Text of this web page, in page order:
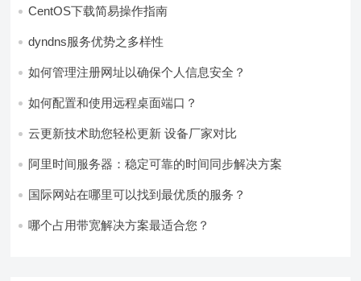
CentOS下载简易操作指南
dyndns服务优势之多样性
如何管理注册网址以确保个人信息安全？
如何配置和使用远程桌面端口？
云更新技术助您轻松更新 设备厂家对比
阿里时间服务器：稳定可靠的时间同步解决方案
国际网站在哪里可以找到最优质的服务？
哪个占用带宽解决方案最适合您？